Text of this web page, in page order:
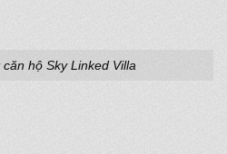
hộ Sky Linked Villa